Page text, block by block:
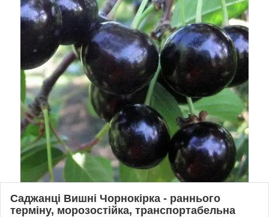
Саджанці Вишні Чорнокірка - раннього
терміну, морозостійка, транспортабельна